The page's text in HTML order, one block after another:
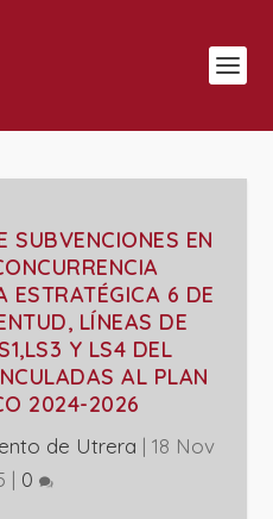
SUBVENCIONES EN
ESTRATÉGICA 6 DE
LÍNEAS DE
Y LS4 DEL
AL PLAN
2024-2026
de Utrera | 18 Nov
| 0